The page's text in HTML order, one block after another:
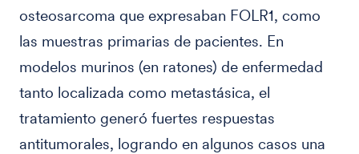
osteosarcoma que expresaban FOLR1, como
las muestras primarias de pacientes. En
modelos murinos (en ratones) de enfermedad
tanto localizada como metastásica, el
tratamiento generó fuertes respuestas
antitumorales, logrando en algunos casos una